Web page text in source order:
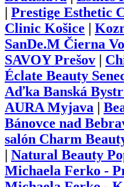
Prestige Esthetic
Clinic Košice
SanDe.M Čierna
SAVOY Prešov
Éclate Beauty
Aďka Banská
AURA Myjava
Bánovce nad
salón Charm
Natural Beauty
Michaela Ferko -